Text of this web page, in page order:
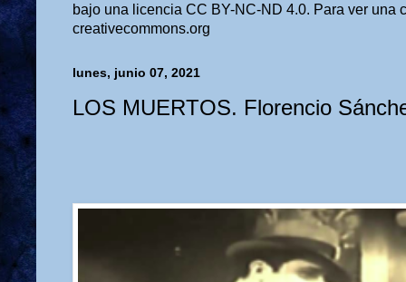
bajo una licencia CC BY-NC-ND 4.0. Para ver una
creativecommons.org
lunes, junio 07, 2021
LOS MUERTOS. Florencio